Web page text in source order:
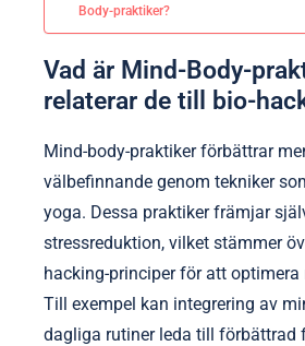
Body-praktiker?
Vad är Mind-Body-
relaterar de till bio-
Mind-body-praktiker förbättrar
välbefinnande genom tekniker
yoga. Dessa praktiker främjar
stressreduktion, vilket stämmer
hacking-principer för att
Till exempel kan integrering av
dagliga rutiner leda till förbättrad